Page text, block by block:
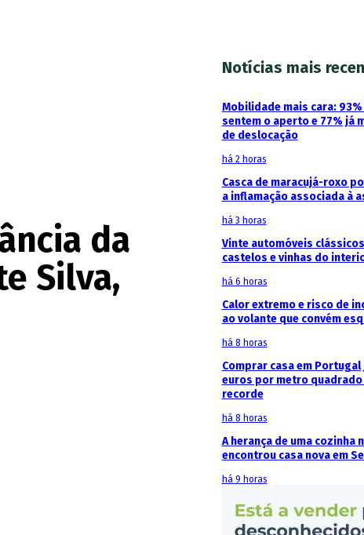
da
Silva,
Notícias mais
Mobilidade mais cara:
sentem o aperto e 77% já
de deslocação
há 2 horas
Casca de maracujá-roxo
a inflamação associada à
há 3 horas
Vinte automóveis
castelos e vinhas do
há 6 horas
Calor extremo e risco de
ao volante que convém
há 8 horas
Comprar casa em Portugal
euros por metro quadrado
recorde
há 8 horas
A herança de uma cozinha
encontrou casa nova em
há 9 horas